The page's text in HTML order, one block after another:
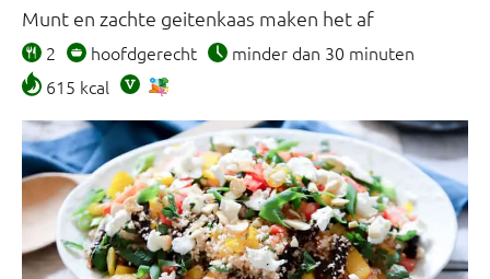
Munt en zachte geitenkaas maken het af
2 hoofdgerecht
minder dan 30 minuten
615 kcal